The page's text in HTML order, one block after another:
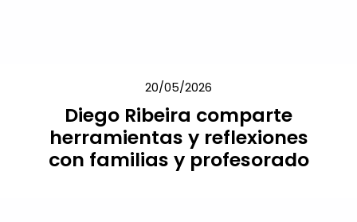
20/05/2026
Diego Ribeira comparte
herramientas y reflexiones
con familias y profesorado